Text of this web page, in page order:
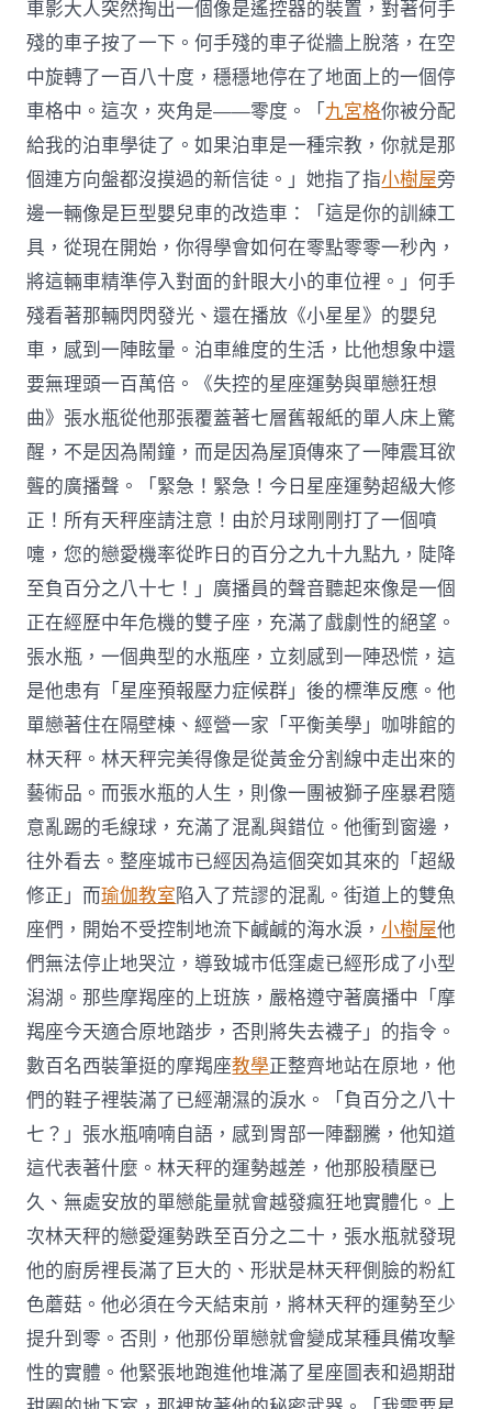
車影大人突然掏出一個像是遙控器的裝置，對著何手
殘的車子按了一下。何手殘的車子從牆上脫落，在空
中旋轉了一百八十度，穩穩地停在了地面上的一個停
車格中。這次，夾角是——零度。「九宮格你被分配
給我的泊車學徒了。如果泊車是一種宗教，你就是那
個連方向盤都沒摸過的新信徒。」她指了指小樹屋旁
邊一輛像是巨型嬰兒車的改造車：「這是你的訓練工
具，從現在開始，你得學會如何在零點零零一秒內，
將這輛車精準停入對面的針眼大小的車位裡。」何手
殘看著那輛閃閃發光、還在播放《小星星》的嬰兒
車，感到一陣眩暈。泊車維度的生活，比他想象中還
要無理頭一百萬倍。《失控的星座運勢與單戀狂想
曲》張水瓶從他那張覆蓋著七層舊報紙的單人床上驚
醒，不是因為鬧鐘，而是因為屋頂傳來了一陣震耳欲
聾的廣播聲。「緊急！緊急！今日星座運勢超級大修
正！所有天秤座請注意！由於月球剛剛打了一個噴
嚏，您的戀愛機率從昨日的百分之九十九點九，陡降
至負百分之八十七！」廣播員的聲音聽起來像是一個
正在經歷中年危機的雙子座，充滿了戲劇性的絕望。
張水瓶，一個典型的水瓶座，立刻感到一陣恐慌，這
是他患有「星座預報壓力症候群」後的標準反應。他
單戀著住在隔壁棟、經營一家「平衡美學」咖啡館的
林天秤。林天秤完美得像是從黃金分割線中走出來的
藝術品。而張水瓶的人生，則像一團被獅子座暴君隨
意亂踢的毛線球，充滿了混亂與錯位。他衝到窗邊，
往外看去。整座城市已經因為這個突如其來的「超級
修正」而瑜伽教室陷入了荒謬的混亂。街道上的雙魚
座們，開始不受控制地流下鹹鹹的海水淚，小樹屋他
們無法停止地哭泣，導致城市低窪處已經形成了小型
潟湖。那些摩羯座的上班族，嚴格遵守著廣播中「摩
羯座今天適合原地踏步，否則將失去襪子」的指令。
數百名西裝筆挺的摩羯座教學正整齊地站在原地，他
們的鞋子裡裝滿了已經潮濕的淚水。「負百分之八十
七？」張水瓶喃喃自語，感到胃部一陣翻騰，他知道
這代表著什麼。林天秤的運勢越差，他那股積壓已
久、無處安放的單戀能量就會越發瘋狂地實體化。上
次林天秤的戀愛運勢跌至百分之二十，張水瓶就發現
他的廚房裡長滿了巨大的、形狀是林天秤側臉的粉紅
色蘑菇。他必須在今天結束前，將林天秤的運勢至少
提升到零。否則，他那份單戀就會變成某種具備攻擊
性的實體。他緊張地跑進他堆滿了星座圖表和過期甜